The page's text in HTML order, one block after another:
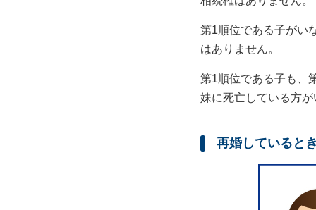
第1順位である子がい
はありません。
第1順位である子も、
妹に死亡している方
再婚していると